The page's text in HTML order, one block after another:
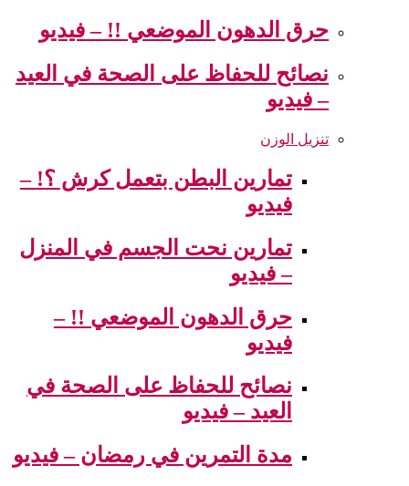
حرق الدهون الموضعي !! – فيديو
نصائح للحفاظ على الصحة في العيد
– فيديو
تنزيل الوزن
تمارين البطن بتعمل كرش ؟! –
فيديو
تمارين نحت الجسم في المنزل
– فيديو
حرق الدهون الموضعي !! –
فيديو
نصائح للحفاظ على الصحة في
العيد – فيديو
مدة التمرين في رمضان – فيديو